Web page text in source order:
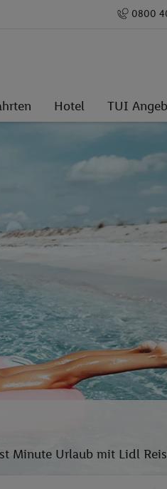
0800
Hotel TUI
Minute Urlaub mit Lidl